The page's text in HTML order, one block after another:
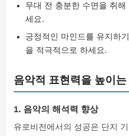
무대 전 충분한 수면을 취해
세요.
긍정적인 마인드를 유지하
을 적극적으로 하세요.
음악적 표현력을 높이는
1. 음악의 해석력 향상
유로비전에서의 성공은 단지